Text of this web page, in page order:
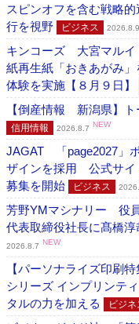
スピンオフを含む戦略
行を視野
ビジネス 2026.8.9
キンコーズ 大宮マル
紙再生紙「おきあがみ
体験を実施【８月９日】
【倒産情報 新潟県】
信用情報 2026.8.7 NEW
JAGAT 「page2027」
ザインを採用 公式サイ
募集を開始
ビジネス
芳野YMマシナリー 役
代表取締役社長に髙橋
2026.8.7 NEW
【パーソナライズ印刷
シリーズ インプリンテ
タルの力を加える
ビジネ